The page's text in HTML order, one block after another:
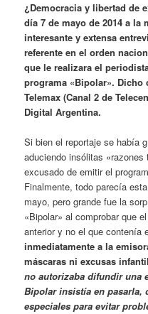
¿Democracia y libertad de
día 7 de mayo de 2014 a la
interesante y extensa
referente en el orden
que le realizara el
programa «Bipolar». Dicho
Telemax (Canal 2 de
Digital Argentina.
Si bien el reportaje se había
aduciendo insólitas
excusado de emitir el
Finalmente, todo parecía
mayo, pero grande fue la
«Bipolar» al comprobar que
anterior y no el que contenía
inmediatamente a la
máscaras ni excusas
no autorizaba difundir una
Bipolar insistía en pasarla,
especiales para evitar